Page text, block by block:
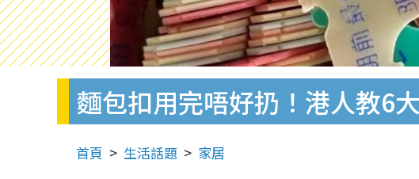
麵包扣用完唔好扔！港人教6
首頁 生活話題 家居